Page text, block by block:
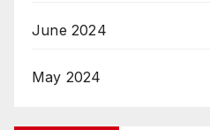
June 2024
May 2024